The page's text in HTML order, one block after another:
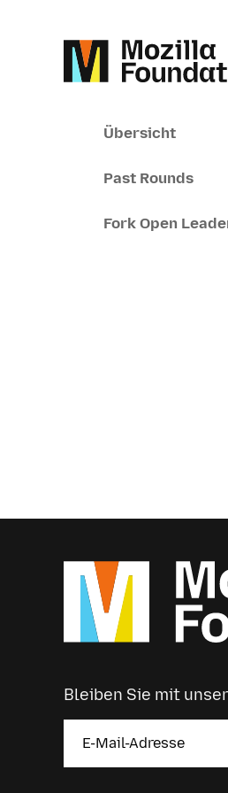
Übersicht
Past Rounds
Fork Open
Bleiben Sie mit